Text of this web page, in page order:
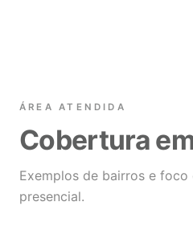
ÁREA ATENDIDA
Cobertura
Exemplos de bairros e foco
presencial.